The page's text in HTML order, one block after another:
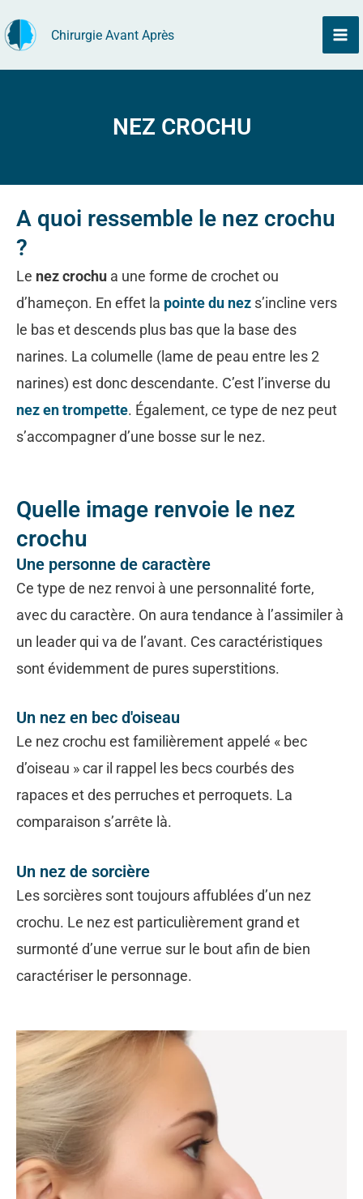
au
contenu
Chirurgie Avant Après
NEZ CROCHU
A quoi ressemble le nez crochu
?
Le nez crochu a une forme de crochet ou
d’hameçon. En effet la pointe du nez s’incline vers
le bas et descends plus bas que la base des
narines. La columelle (lame de peau entre les 2
narines) est donc descendante. C’est l’inverse du
nez en trompette. Également, ce type de nez peut
s’accompagner d’une bosse sur le nez.
Quelle image renvoie le nez
crochu
Une personne de caractère
Ce type de nez renvoi à une personnalité forte,
avec du caractère. On aura tendance à l’assimiler à
un leader qui va de l’avant. Ces caractéristiques
sont évidemment de pures superstitions.
Un nez en bec d'oiseau
Le nez crochu est familièrement appelé « bec
d’oiseau » car il rappel les becs courbés des
rapaces et des perruches et perroquets. La
comparaison s’arrête là.
Un nez de sorcière
Les sorcières sont toujours affublées d’un nez
crochu. Le nez est particulièrement grand et
surmonté d’une verrue sur le bout afin de bien
caractériser le personnage.